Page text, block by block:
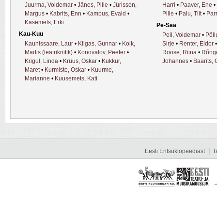
Juurma, Voldemar • Jänes, Pille • Jürisson,
Margus • Kabrits, Enn • Kampus, Evald •
Kasemets, Erki
Kau-Kuu
Kaunissaare, Laur • Kilgas, Gunnar • Kolk,
Madis (teatrikriitik) • Konovalov, Peeter •
Krigul, Linda • Kruus, Oskar • Kukkur,
Maret• Kurmiste, Oskar • Kuurme,
Marianne • Kuusemets, Kati
Harri • Paaver, Ene •
Pille • Palu, Tiit •
Pe-Saa
Peil, Voldemar •
Sirje • Renter, Eldor
Roose, Riina •
Johannes • Saarits,
Eesti Entsüklopeediast